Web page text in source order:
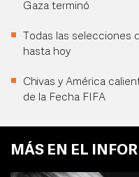
Gaza terminó
Todas las selecciones
hasta hoy
Chivas y América
de la Fecha FIFA
MÁS EN EL